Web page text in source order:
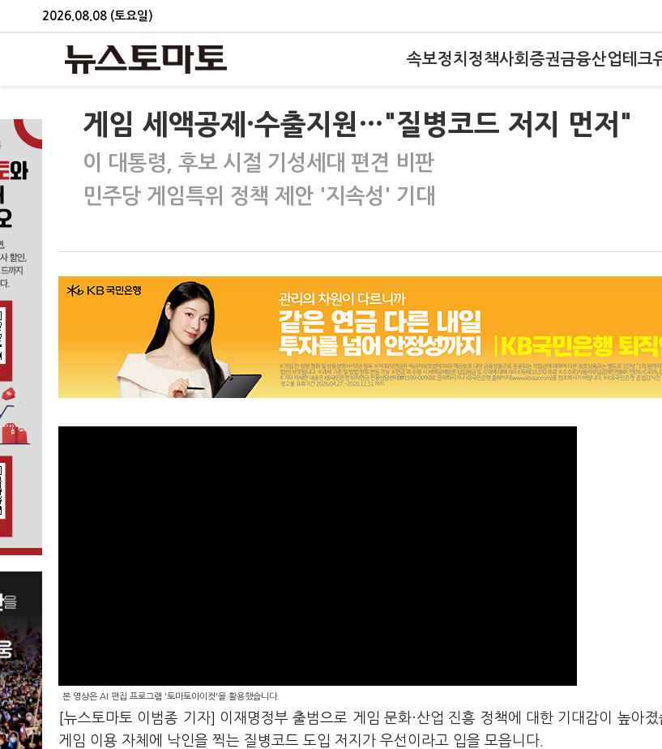
2026.08.08 (토요일)
속보정치 정책사회 증권금융산업테크
게임 세액공제·수출지원…"질병코드 저지 먼저"
이 대통령, 후보 시절 기성세대 편견 비판
민주당 게임특위 정책 제안 '지속성' 기대
본 영상은 AI 편집 프로그램 '토마토아이컷'을 활용했습니다.
[뉴스토마토 이범종 기자] 이재명정부 출범으로 게임 문화·산업 진흥 정책에 대한 기대감이 높아졌
게임 이용 자체에 낙인을 찍는 질병코드 도입 저지가 우선이라고 입을 모읍니다.